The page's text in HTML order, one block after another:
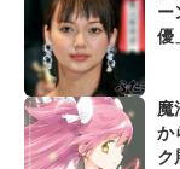
ー
優
魔
か
ク